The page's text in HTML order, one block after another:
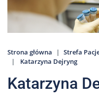
Pacjenta
O
nas
Marki
AHP
Strona główna Strefa
Katarzyna Dejryng
Katarzyna